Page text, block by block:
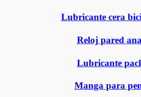
Lubricante cera
Reloj pared
Lubricante
Manga para